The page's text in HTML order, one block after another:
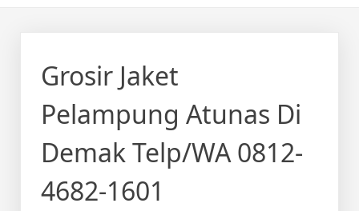
Grosir Jaket
Pelampung Atunas Di
Demak Telp/WA 0812-
4682-1601